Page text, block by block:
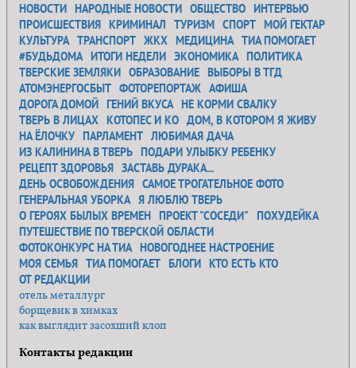
НОВОСТИ НАРОДНЫЕ НОВОСТИ ОБЩЕСТВО ИНТЕРВЬЮ
ПРОИСШЕСТВИЯ КРИМИНАЛ ТУРИЗМ СПОРТ МОЙ ГЕКТАР
КУЛЬТУРА ТРАНСПОРТ ЖКХ МЕДИЦИНА ТИА ПОМОГАЕТ
#БУДЬДОМА ИТОГИ НЕДЕЛИ ЭКОНОМИКА ПОЛИТИКА
ТВЕРСКИЕ ЗЕМЛЯКИ ОБРАЗОВАНИЕ ВЫБОРЫ В ТГД
АТОМЭНЕРГОСБЫТ ФОТОРЕПОРТАЖ АФИША
ДОРОГА ДОМОЙ ГЕНИЙ ВКУСА НЕ КОРМИ СВАЛКУ
ТВЕРЬ В ЛИЦАХ КОТОПЕС И КО ДОМ, В КОТОРОМ Я ЖИВУ
НА ЁЛОЧКУ ПАРЛАМЕНТ ЛЮБИМАЯ ДАЧА
ИЗ КАЛИНИНА В ТВЕРЬ ПОДАРИ УЛЫБКУ РЕБЕНКУ
РЕЦЕПТ ЗДОРОВЬЯ ЗАСТАВЬ ДУРАКА...
ДЕНЬ ОСВОБОЖДЕНИЯ САМОЕ ТРОГАТЕЛЬНОЕ ФОТО
ГЕНЕРАЛЬНАЯ УБОРКА Я ЛЮБЛЮ ТВЕРЬ
О ГЕРОЯХ БЫЛЫХ ВРЕМЕН ПРОЕКТ "СОСЕДИ"
ПОХУДЕЙКА
ПУТЕШЕСТВИЕ ПО ТВЕРСКОЙ ОБЛАСТИ
ФОТОКОНКУРС НА ТИА НОВОГОДНЕЕ НАСТРОЕНИЕ
МОЯ СЕМЬЯ ТИА ПОМОГАЕТ БЛОГИ КТО ЕСТЬ КТО
ОТ РЕДАКЦИИ
отель металлург
борщевик в химках
как выглядит засохший клоп
Контакты редакции